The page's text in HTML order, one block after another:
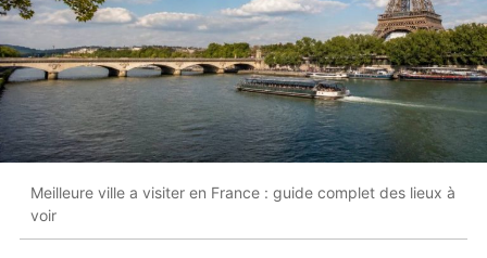
Meilleure ville a visiter en France : guide complet des lieux à
voir